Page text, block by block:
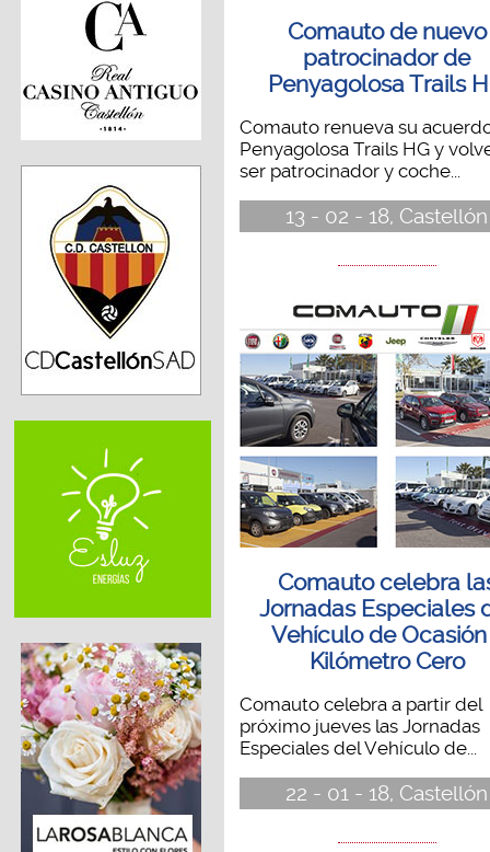
Comauto de nuevo
patrocinador de
Penyagolosa Trails
Comauto renueva su
Penyagolosa Trails HG y
ser patrocinador y coche...
13 - 02 - 18, Castellón
Comauto celebra
Jornadas Especiales
Vehículo de Ocasión
Kilómetro Cero
Comauto celebra a partir del
próximo jueves las Jornadas
Especiales del Vehículo de...
22 - 01 - 18, Castellón